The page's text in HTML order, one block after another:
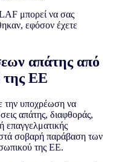
μπορεί να σας
εφόσον έχετε
απάτης από
της ΕΕ
την υποχρέωση να
απάτης, διαφθοράς,
επαγγελματικής
σοβαρή παράβαση των
της ΕΕ.